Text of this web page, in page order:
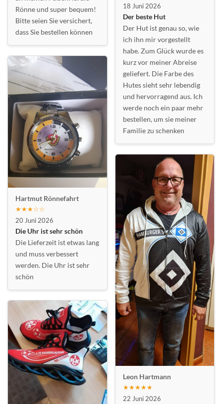
Rönne und super bequem!
Bitte seien Sie versichert,
dass Sie bestellen können
Hartmut Rönnefahrt
★★★☆☆
20 Juni 2026
Die Uhr ist sehr schön
Die Lieferzeit ist etwas lang
und muss verbessert
werden. Die Uhr ist sehr
schön
18 Juni 2026
Der beste Hut
Der Hut ist genau so, wie
ich ihn mir vorgestellt
habe. Zum Glück wurde es
kurz vor meiner Abreise
geliefert. Die Farbe des
Hutes sieht sehr lebendig
und hervorragend aus. Ich
werde noch ein paar mehr
bestellen, um sie meiner
Familie zu schenken
Leon Hartmann
★★★★★
22 Juni 2026